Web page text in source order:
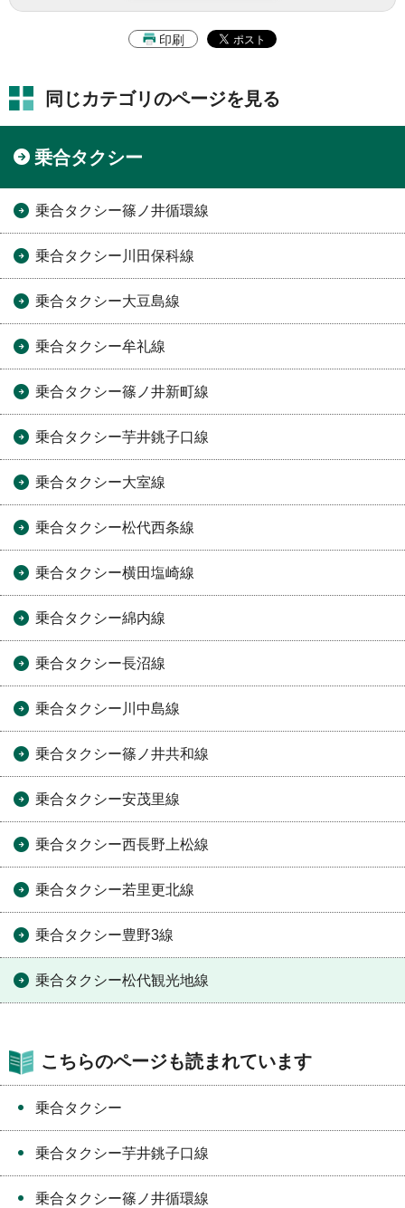
印刷
同じカテゴリのページを見る
乗合タクシー
乗合タクシー篠ノ井循環線
乗合タクシー川田保科線
乗合タクシー大豆島線
乗合タクシー牟礼線
乗合タクシー篠ノ井新町線
乗合タクシー芋井銚子口線
乗合タクシー大室線
乗合タクシー松代西条線
乗合タクシー横田塩崎線
乗合タクシー綿内線
乗合タクシー長沼線
乗合タクシー川中島線
乗合タクシー篠ノ井共和線
乗合タクシー安茂里線
乗合タクシー西長野上松線
乗合タクシー若里更北線
乗合タクシー豊野3線
乗合タクシー松代観光地線
こちらのページも読まれています
乗合タクシー
乗合タクシー芋井銚子口線
乗合タクシー篠ノ井循環線